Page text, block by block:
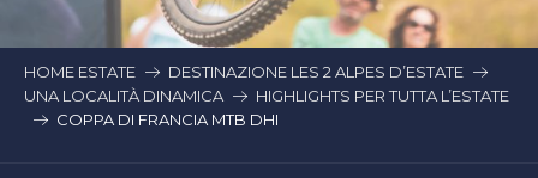
HOME ESTATE
DESTINAZIONE LES 2 ALPES D’ESTATE
UNA LOCALITÀ DINAMICA
HIGHLIGHTS PER TUTTA L’ESTATE
COPPA DI FRANCIA MTB DHI